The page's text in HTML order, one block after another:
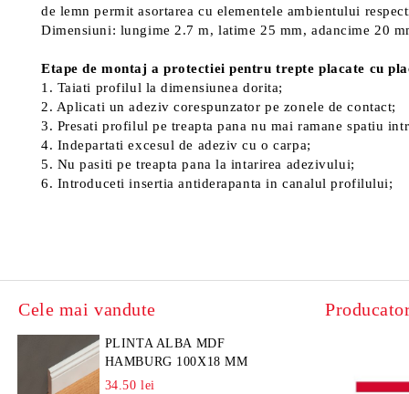
de lemn permit asortarea cu elementele ambientului
Dimensiuni: lungime 2.7 m, latime 25 mm, adancime 20
Etape de montaj a protectiei pentru trepte placate cu
1. Taiati profilul la dimensiunea dorita;
2. Aplicati un adeziv corespunzator pe zonele de contact;
3. Presati profilul pe treapta pana nu mai ramane spatiu
4. Indepartati excesul de adeziv cu o carpa;
5. Nu pasiti pe treapta pana la intarirea adezivului;
6. Introduceti insertia antiderapanta in canalul profilului;
Cele mai vandute
PLINTA ALBA MDF
HAMBURG 100X18 MM
34.50 lei